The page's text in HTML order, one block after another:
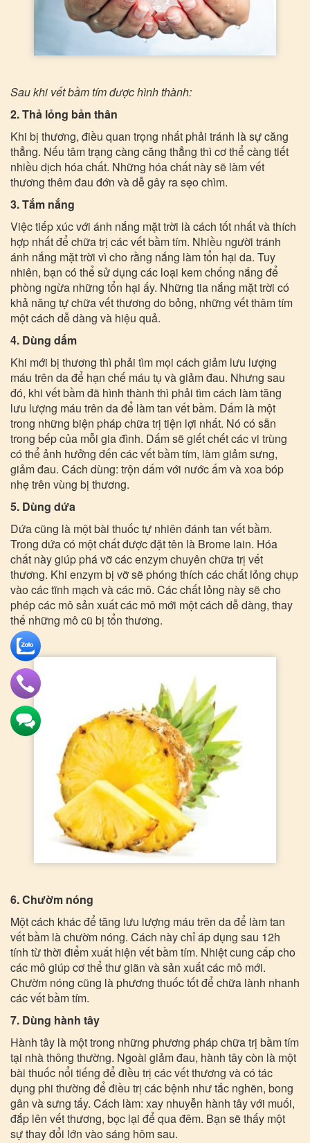
Sau khi vết bầm tím được hình thành:
2. Thả lỏng bản thân
Khi bị thương, điều quan trọng nhất phải tránh là sự căng
thẳng. Nếu tâm trạng càng căng thẳng thì cơ thể càng tiết
nhiều dịch hóa chất. Những hóa chất này sẽ làm vết
thương thêm đau đớn và dễ gây ra sẹo chìm.
3. Tắm nắng
Việc tiếp xúc với ánh nắng mặt trời là cách tốt nhất và thích
hợp nhất để chữa trị các vết bầm tím. Nhiều người tránh
ánh nắng mặt trời vì cho rằng nắng làm tổn hại da. Tuy
nhiên, bạn có thể sử dụng các loại kem chống nắng để
phòng ngừa những tổn hại ấy. Những tia nắng mặt trời có
khả năng tự chữa vết thương do bỏng, những vết thâm tím
một cách dễ dàng và hiệu quả.
4. Dùng dấm
Khi mới bị thương thì phải tìm mọi cách giảm lưu lượng
máu trên da để hạn chế máu tụ và giảm đau. Nhưng sau
đó, khi vết bầm đã hình thành thì phải tìm cách làm tăng
lưu lượng máu trên da để làm tan vết bầm. Dấm là một
trong những biện pháp chữa trị tiện lợi nhất. Nó có sẵn
trong bếp của mỗi gia đình. Dấm sẽ giết chết các vi trùng
có thể ảnh hưởng đến các vết bầm tím, làm giảm sưng,
giảm đau. Cách dùng: trộn dấm với nước ấm và xoa bóp
nhẹ trên vùng bị thương.
5. Dùng dứa
Dứa cũng là một bài thuốc tự nhiên đánh tan vết bầm.
Trong dứa có một chất được đặt tên là Brome lain. Hóa
chất này giúp phá vỡ các enzym chuyên chữa trị vết
thương. Khi enzym bị vỡ sẽ phóng thích các chất lỏng chụp
vào các tĩnh mạch và các mô. Các chất lỏng này sẽ cho
phép các mô sản xuất các mô mới một cách dễ dàng, thay
thế những mô cũ bị tổn thương.
6. Chườm nóng
Một cách khác để tăng lưu lượng máu trên da để làm tan
vết bầm là chườm nóng. Cách này chỉ áp dụng sau 12h
tính từ thời điểm xuất hiện vết bầm tím. Nhiệt cung cấp cho
các mô giúp cơ thể thư giãn và sản xuất các mô mới.
Chườm nóng cũng là phương thuốc tốt để chữa lành nhanh
các vết bầm tím.
7. Dùng hành tây
Hành tây là một trong những phương pháp chữa trị bầm tím
tại nhà thông thường. Ngoài giảm đau, hành tây còn là một
bài thuốc nổi tiếng để điều trị các vết thương và có tác
dụng phi thường để điều trị các bệnh như tắc nghẽn, bong
gân và sưng tấy. Cách làm: xay nhuyễn hành tây với muối,
đắp lên vết thương, bọc lại để qua đêm. Bạn sẽ thấy một
sự thay đổi lớn vào sáng hôm sau.